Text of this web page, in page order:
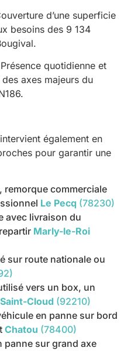
d’une superficie
besoins des 9 134
Présence quotidienne et
axes majeurs du
également en
pour garantir une
remorque commerciale
Le Pecq (78230)
avec livraison du
Marly-le-Roi
sur route nationale ou
vers un box, un
Saint-Cloud (92210)
en panne sur bord
Chatou (78400)
panne sur grand axe